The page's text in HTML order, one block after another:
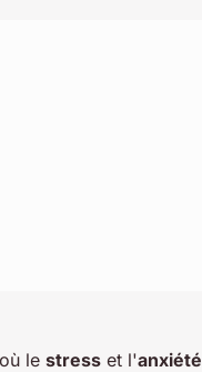
le stress et l'anxiété